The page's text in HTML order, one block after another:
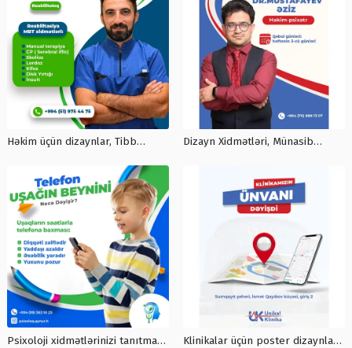
Həkim üçün dizaynlar, Tibb
hazırlanması, Peşəkar Dizayn
Xidmətləri
Dizayn Xidmətləri, Münasib
Psixoloji xidmətlərinizi tanıtmaq Klinikalar üçün poster dizaynları,